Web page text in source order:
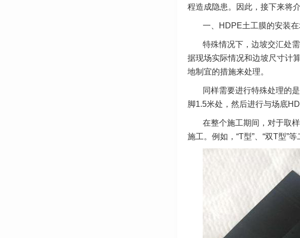
程造成隐患。因此，接下来将
一、HDPE土工膜的安装
特殊情况下，边坡交汇处
据现场实际情况和边坡尺寸计
地制宜的措施来处理。
同样需要进行特殊处理的
脚1.5米处，然后进行与场底
在整个施工期间，对于取
施工。例如，“T型”、“双T型”